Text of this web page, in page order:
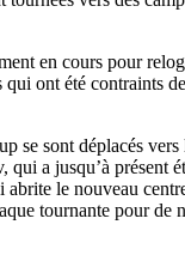
en cours pour
qui ont été contraints
se sont déplacés
a jusqu’à présent
abrite le nouveau
tournante pour de